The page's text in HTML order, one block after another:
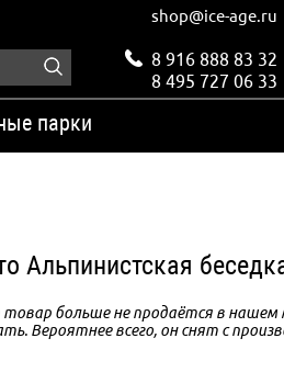
shop@ice-age.ru
8 916 888 83 32
8 495 727 06 33
парки
Альпинистская
больше не продаётся в нашем
Вероятнее всего, он снят с